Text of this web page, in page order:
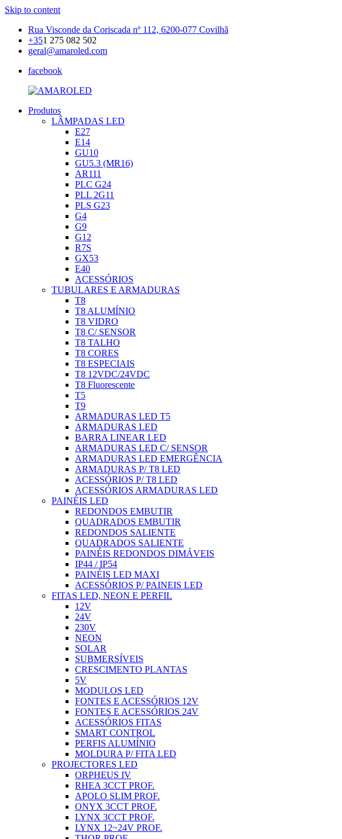
Skip to content
Rua Visconde da Coriscada nº 112, 6200-077 Covilhã
+351 275 082 502
geral@amaroled.com
facebook
AMAROLED
Iluminação
Produtos
LÂMPADAS LED
E27
E14
GU10
GU5.3 (MR16)
AR111
PLC G24
PLL 2G11
PLS G23
G4
G9
G12
R7S
GX53
E40
ACESSÓRIOS
TUBULARES E ARMADURAS
T8
T8 ALUMÍNIO
T8 VIDRO
T8 C/ SENSOR
T8 TALHO
T8 CORES
T8 ESPECIAIS
T8 12VDC/24VDC
T8 Fluorescente
T5
T9
ARMADURAS LED T5
ARMADURAS LED
BARRA LINEAR LED
ARMADURAS LED C/ SENSOR
ARMADURAS LED EMERGÊNCIA
ARMADURAS P/ T8 LED
ACESSÓRIOS P/ T8 LED
ACESSÓRIOS ARMADURAS LED
PAINÉIS LED
REDONDOS EMBUTIR
QUADRADOS EMBUTIR
REDONDOS SALIENTE
QUADRADOS SALIENTE
PAINÉIS REDONDOS DIMÁVEIS
IP44 / IP54
PAINÉIS LED MAXI
ACESSÓRIOS P/ PAINEIS LED
FITAS LED, NEON E PERFIL
12V
24V
230V
NEON
SOLAR
SUBMERSÍVEIS
CRESCIMENTO PLANTAS
5V
MODULOS LED
FONTES E ACESSÓRIOS 12V
FONTES E ACESSÓRIOS 24V
ACESSÓRIOS FITAS
SMART CONTROL
PERFIS ALUMÍNIO
MOLDURA P/ FITA LED
PROJECTORES LED
ORPHEUS IV
RHEA 3CCT PROF.
APOLO SLIM PROF.
ONYX 3CCT PROF.
LYNX 3CCT PROF.
LYNX 12~24V PROF.